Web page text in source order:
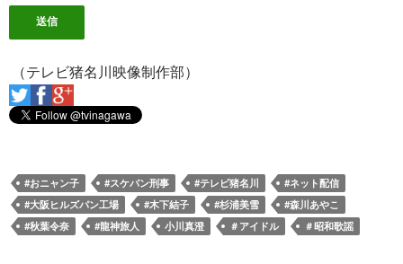
（テレビ猪名川映像制作部）
#おニャン子 #スケバン刑事 #テレビ猪名川
#ネット配信
#大阪ヒルズパン工場
#木下結子 #杉浦美雪
#森川あやこ
#秋葉令奈
#龍神旅人 小川真澄 ＃アイドル ＃昭和歌謡